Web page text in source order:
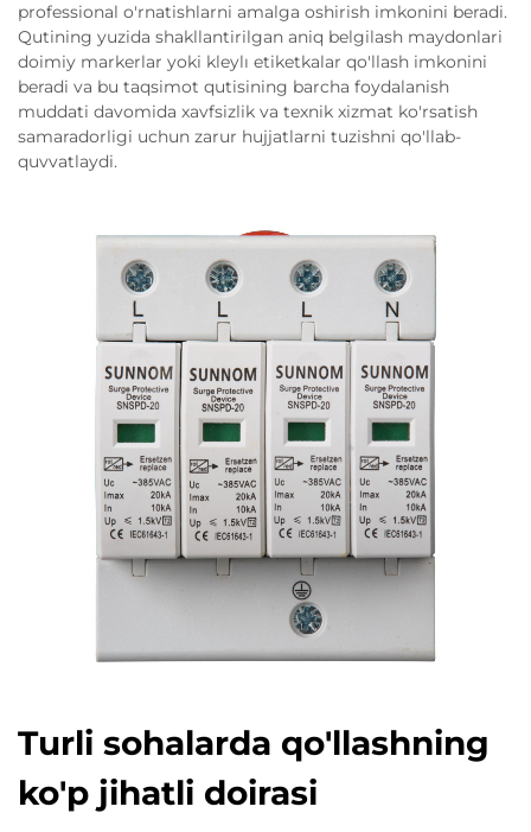
professional o'rnatishlarni amalga oshirish imkonini beradi.
Qutining yuzida shakllantirilgan aniq belgilash maydonlari
doimiy markerlar yoki kleylı etiketkalar qo'llash imkonini
beradi va bu taqsimot qutisining barcha foydalanish
muddati davomida xavfsizlik va texnik xizmat ko'rsatish
samaradorligi uchun zarur hujjatlarni tuzishni qo'llab-
quvvatlaydi.
Turli sohalarda qo'llashning
ko'p jihatli doirasi